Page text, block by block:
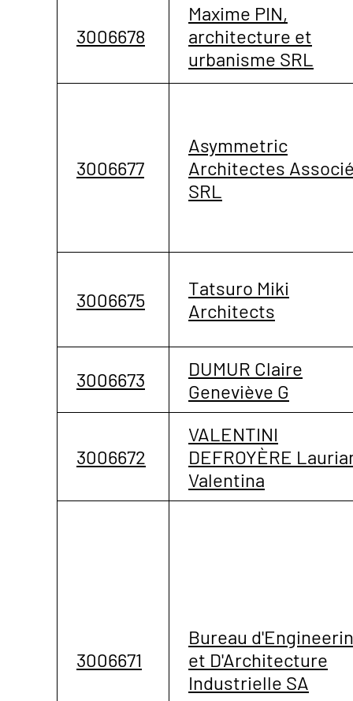
3006678
Maxime PIN,
architecture et
urbanisme SRL
3006677
Asymmetric
Architectes
SRL
3006675
Tatsuro Miki
Architects
3006673
DUMUR Claire
Geneviève G
3006672
VALENTINI
DEFROYÈRE
Valentina
3006671
Bureau
et D'Architecture
Industrielle SA